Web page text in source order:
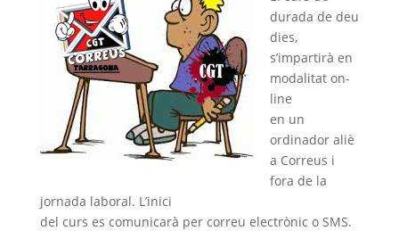
durada de deu
dies,
s’impartirà en
modalitat on-
line
en un
ordinador aliè
a Correus i
fora de la
jornada laboral. L’inici
del curs es comunicarà per correu electrònic o SMS.